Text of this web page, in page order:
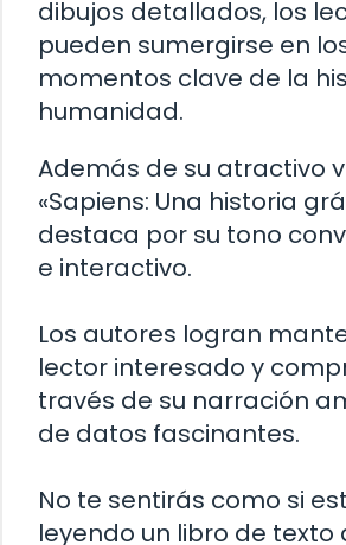
dibujos detallados, los
pueden sumergirse en
momentos clave de la
humanidad.
Además de su atractivo
«Sapiens: Una historia
destaca por su tono
e interactivo.
Los autores logran
lector interesado y
través de su narración
de datos fascinantes.
No te sentirás como si
leyendo un libro de texto